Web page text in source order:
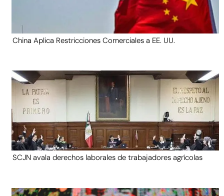
China Aplica Restricciones Comerciales a EE. UU.
SCJN avala derechos laborales de trabajadores agrícolas